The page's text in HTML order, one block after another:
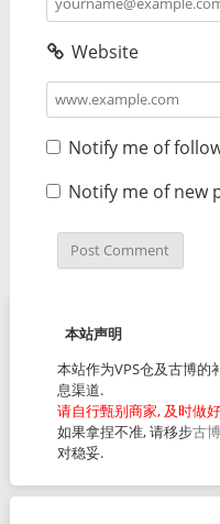
Website
Notify me of
Notify me of new
本站声明
本站作为VPS仓及古博的
息渠道.
请自行甄别商家, 及时做
如果拿捏不准, 请移步古博
对稳妥.